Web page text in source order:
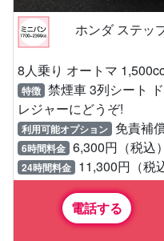
ホンダ ステッ
8人乗り オートマ
特徴 禁煙車 3列シート
レジャーにどうぞ!
利用可能オプション 免責補
6時間料金 6,300円（税込）
24時間料金 11,300円（税
電話する